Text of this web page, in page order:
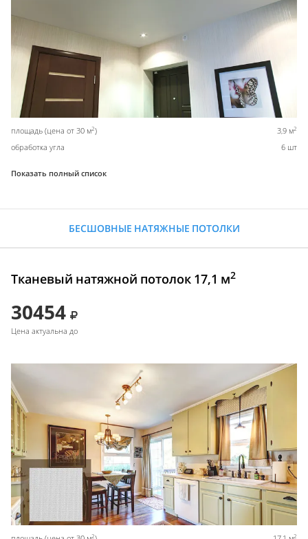
площадь (цена от 30 м2) 3,9 м2
обработка угла 6 шт
Показать полный список
БЕСШОВНЫЕ НАТЯЖНЫЕ ПОТОЛКИ
Тканевый натяжной потолок 17,1 м2
30454
Цена актуальна до
2 2